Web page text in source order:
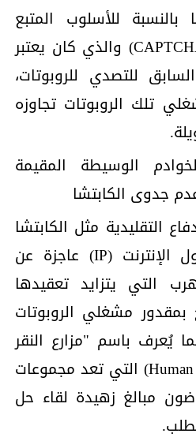
بالنسبة للأسلوب المتبع
باستخدام الـكابتشا (CAPTCHA) والذي كان يعتبر
للتصدي للروبوتات،
تلك الروبوتات تجاوزه
الوسيطة المقيمة
التقليدية مثل الكابتشا
وحظر عناوين بروتوكول الإنترنت (IP) عاجزة عن
التي يتزايد تعقيدها
بمقدور مشغلي الروبوتات
يُعرف باسم "مزارع النقر
البشرية" (Human Click Farms) التي تعد مجموعات
مبالغ زهيدة لقاء حل